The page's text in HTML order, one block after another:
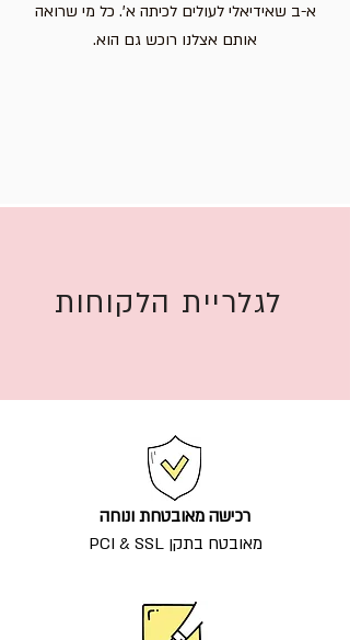
א-ב שאידיאלי לעולים לכיתה א'. כל מי שרואה
אותם אצלנו רוכש גם הוא.
לגלריית הלקוחות
רכישה מאובטחת ונוחה
מאובטח בתקן PCI & SSL